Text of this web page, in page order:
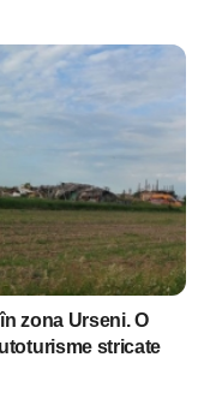
zona Urseni. O
stricate